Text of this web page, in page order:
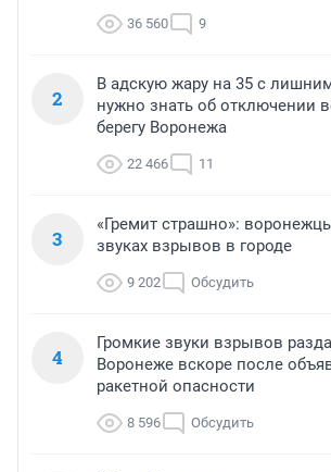
36 560 9
2
В адскую жару на 35 с
нужно знать об отключении
берегу Воронежа
22 466 11
3
«Гремит страшно»:
звуках взрывов в городе
9 202 Обсудить
4
Громкие звуки взрывов
Воронеже вскоре после
ракетной опасности
8 596 Обсудить